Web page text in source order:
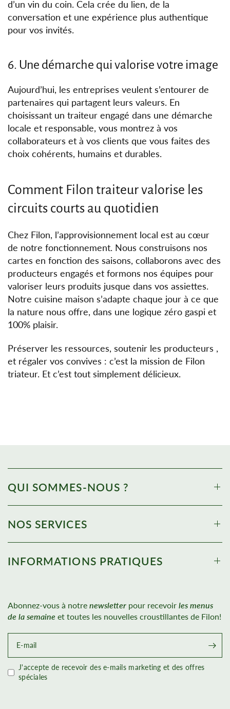
d’un vin du coin. Cela crée du lien, de la
conversation et une expérience plus authentique
pour vos invités.
6. Une démarche qui valorise votre image
Aujourd’hui, les entreprises veulent s’entourer de
partenaires qui partagent leurs valeurs. En
choisissant un traiteur engagé dans une démarche
locale et responsable, vous montrez à vos
collaborateurs et à vos clients que vous faites des
choix cohérents, humains et durables.
Comment Filon traiteur valorise les
circuits courts au quotidien
Chez Filon, l’approvisionnement local est au cœur
de notre fonctionnement. Nous construisons nos
cartes en fonction des saisons, collaborons avec des
producteurs engagés et formons nos équipes pour
valoriser leurs produits jusque dans vos assiettes.
Notre cuisine maison s’adapte chaque jour à ce que
la nature nous offre, dans une logique zéro gaspi et
100% plaisir.
Préserver les ressources, soutenir les producteurs ,
et régaler vos convives : c’est la mission de Filon
triateur. Et c’est tout simplement délicieux.
QUI SOMMES-NOUS ?
NOS SERVICES
INFORMATIONS PRATIQUES
Abonnez-vous à notrenewsletter pour recevoirles menus
de la semaine et toutes les nouvelles croustillantes de Filon!
E-mail
J'accepte de recevoir des e-mails marketing et des offres
spéciales